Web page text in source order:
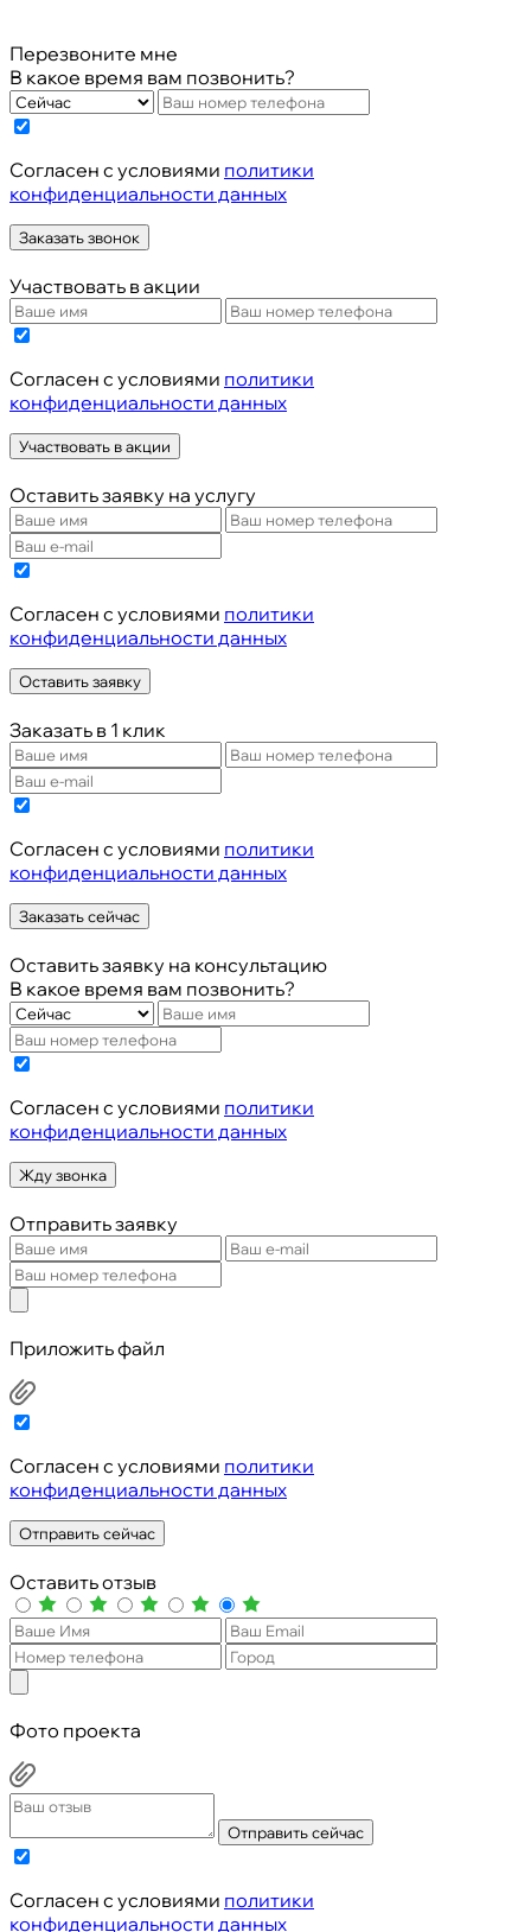
Перезвоните мне
В какое время вам позвонить?
Cогласен с условиями политики
конфиденциальности данных
Заказать звонок
Участвовать в акции
Cогласен с условиями политики
конфиденциальности данных
Участвовать в акции
Оставить заявку на услугу
Cогласен с условиями политики
конфиденциальности данных
Оставить заявку
Заказать в 1 клик
Cогласен с условиями политики
конфиденциальности данных
Заказать сейчас
Оставить заявку на консультацию
В какое время вам позвонить?
Cогласен с условиями политики
конфиденциальности данных
Жду звонка
Отправить заявку
Приложить файл
Cогласен с условиями политики
конфиденциальности данных
Отправить сейчас
Оставить отзыв
Фото проекта
Отправить сейчас
Cогласен с условиями политики
конфиденциальности данных